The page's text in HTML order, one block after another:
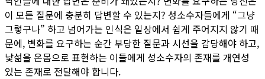
이 모든 질문에 충분히 답변할 수 있는지? 성소수자들에게 “그냥
그렇구나” 하고 넘어가는 인식은 일상에서 쉽게 주어지지 않기 때
문에, 변화를 요구하는 순간 부당한 질문과 시선을 감당해야 하고,
낯섦을 온몸으로 표현하는 이들에게 성소수자의 존재를 개연성
있는 존재로 전달해야 합니다.